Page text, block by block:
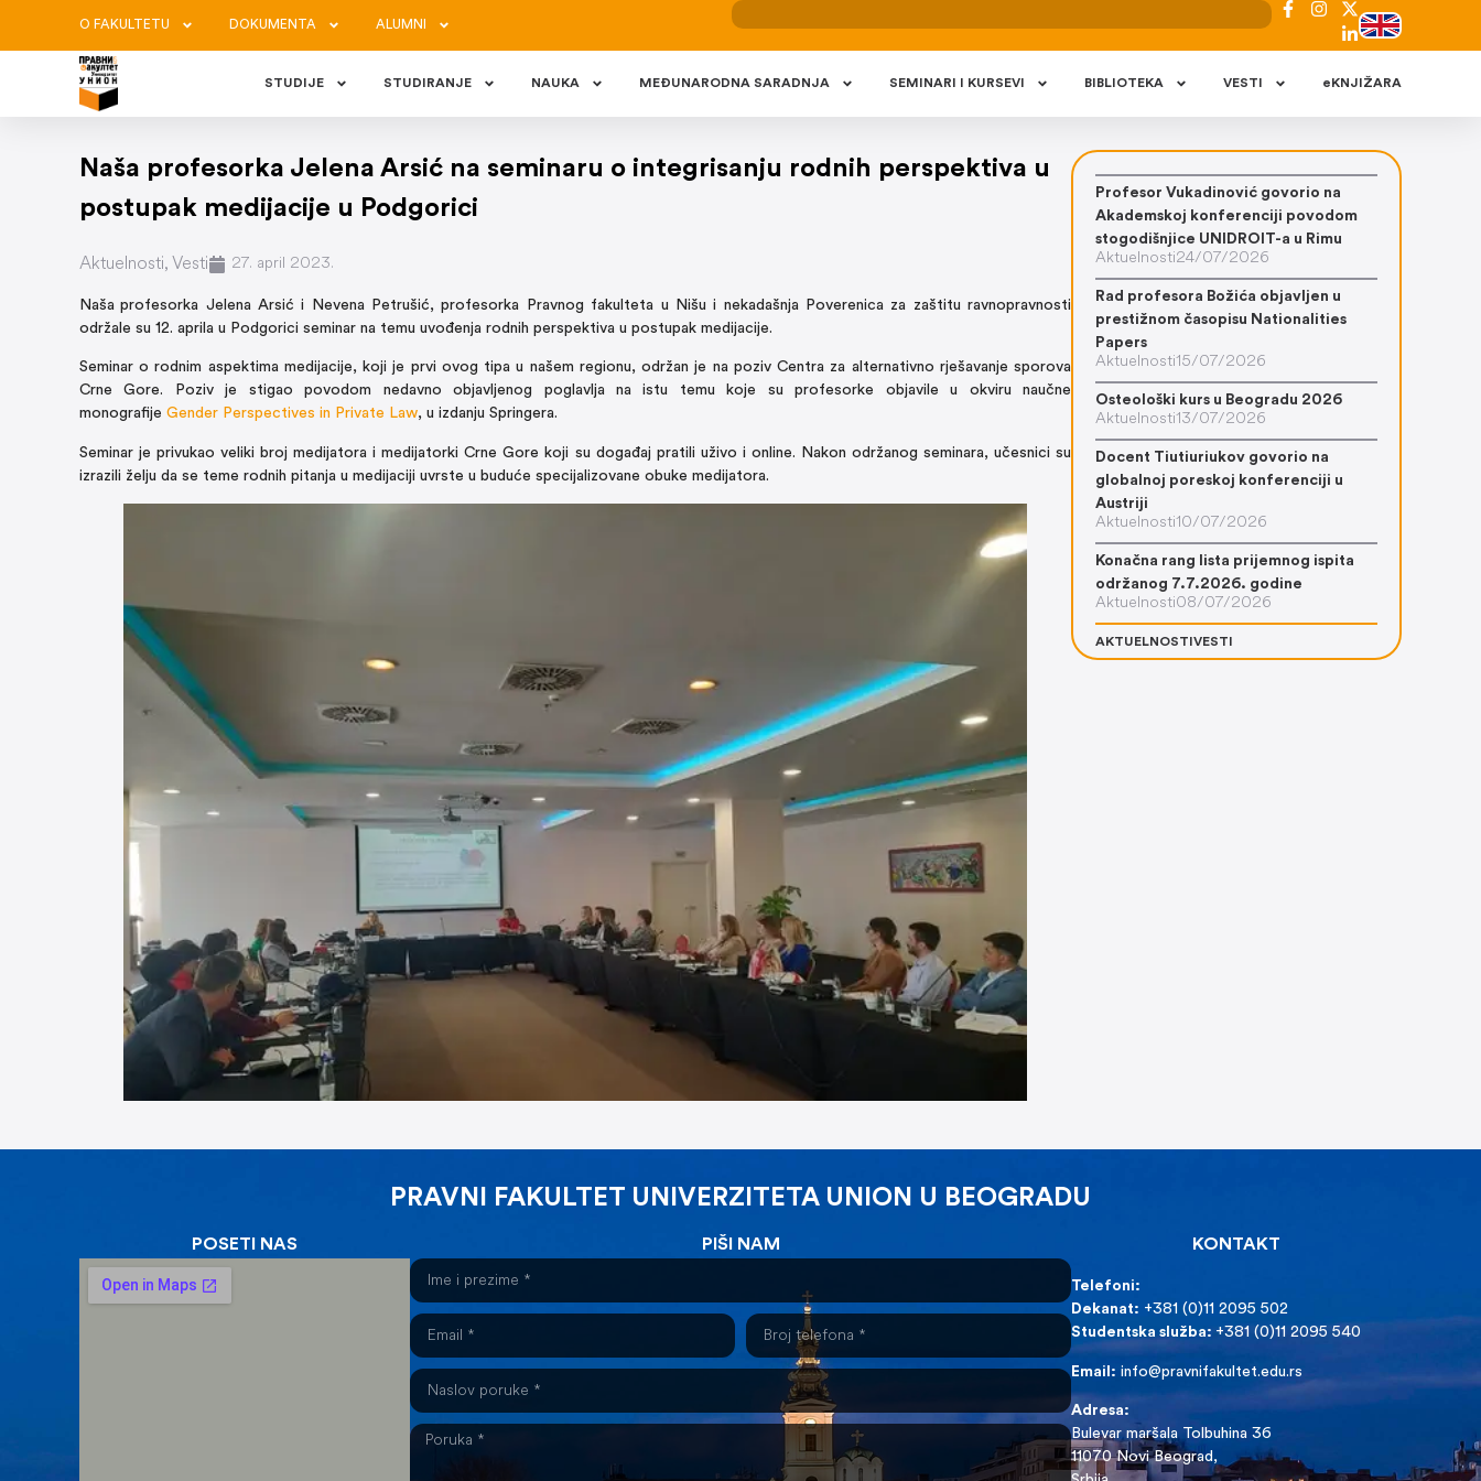
O FAKULTETU DOKUMENTA ALUMNI
STUDIJE STUDIRANJE NAUKA MEÐUNARODNA SARADNJA SEMINARI I KURSEVI BIBLIOTEKA VESTI eKNJIŽARA
Naša profesorka Jelena Arsić na seminaru o integrisanju rodnih perspektiva u
postupak medijacije u Podgorici
Aktuelnosti, Vesti 27. april 2023.
Naša profesorka Jelena Arsić i Nevena Petrušić, profesorka Pravnog fakulteta u Nišu i nekadašnja Poverenica za zaštitu ravnopravnosti
održale su 12. aprila u Podgorici seminar na temu uvođenja rodnih perspektiva u postupak medijacije.
Seminar o rodnim aspektima medijacije, koji je prvi ovog tipa u našem regionu, održan je na poziv Centra za alternativno rješavanje sporova
Crne Gore. Poziv je stigao povodom nedavno objavljenog poglavlja na istu temu koje su profesorke objavile u okviru naučne
monografije Gender Perspectives in Private Law, u izdanju Springera.
Seminar je privukao veliki broj medijatora i medijatorki Crne Gore koji su događaj pratili uživo i online. Nakon održanog seminara, učesnici su
izrazili želju da se teme rodnih pitanja u medijaciji uvrste u buduće specijalizovane obuke medijatora.
Profesor Vukadinović govorio na
Akademskoj konferenciji povodom
stogodišnjice UNIDROIT-a u Rimu
Aktuelnosti24/07/2026
Rad profesora Božića objavljen u
prestižnom časopisu Nationalities
Papers
Aktuelnosti15/07/2026
Osteološki kurs u Beogradu 2026
Aktuelnosti13/07/2026
Docent Tiutiuriukov govorio na
globalnoj poreskoj konferenciji u
Austriji
Aktuelnosti10/07/2026
Konačna rang lista prijemnog ispita
održanog 7.7.2026. godine
Aktuelnosti08/07/2026
AKTUELNOSTI VESTI
PRAVNI FAKULTET UNIVERZITETA UNION U BEOGRADU
KONTAKT
Telefoni:
Dekanat: +381 (0)11 2095 502
Studentska služba: +381 (0)11 2095 540
Email: info@pravnifakultet.edu.rs
Adresa:
Bulevar maršala Tolbuhina 36
11070 Novi Beograd,
PIŠI NAM
POSETI NAS